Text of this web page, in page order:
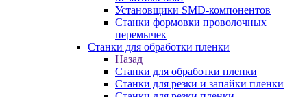
Установщики SMD-компонентов
Станки формовки проволочных
перемычек
Станки для обработки пленки
Назад
Станки для обработки пленки
Станки для резки и запайки пленки